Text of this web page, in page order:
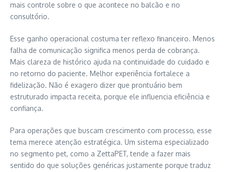
mais controle sobre o que acontece no balcão e no
consultório.
Esse ganho operacional costuma ter reflexo financeiro. Menos
falha de comunicação significa menos perda de cobrança.
Mais clareza de histórico ajuda na continuidade do cuidado e
no retorno do paciente. Melhor experiência fortalece a
fidelização. Não é exagero dizer que prontuário bem
estruturado impacta receita, porque ele influencia eficiência e
confiança.
Para operações que buscam crescimento com processo, esse
tema merece atenção estratégica. Um sistema especializado
no segmento pet, como a ZettaPET, tende a fazer mais
sentido do que soluções genéricas justamente porque traduz